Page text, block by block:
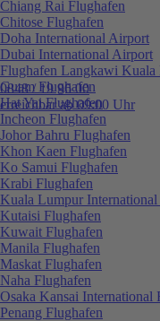
0848 / 19 96 00
erreichbar ab 09:00 Uhr
Chiang Rai Flughafen
Chitose Flughafen
Doha International Airport
Dubai International Airport
Flughafen Langkawi Kuala
Guam Flughafen
Hat Yai Flughafen
Incheon Flughafen
Johor Bahru Flughafen
Khon Kaen Flughafen
Ko Samui Flughafen
Krabi Flughafen
Kuala Lumpur International
Kutaisi Flughafen
Kuwait Flughafen
Manila Flughafen
Maskat Flughafen
Naha Flughafen
Osaka Kansai International
Penang Flughafen